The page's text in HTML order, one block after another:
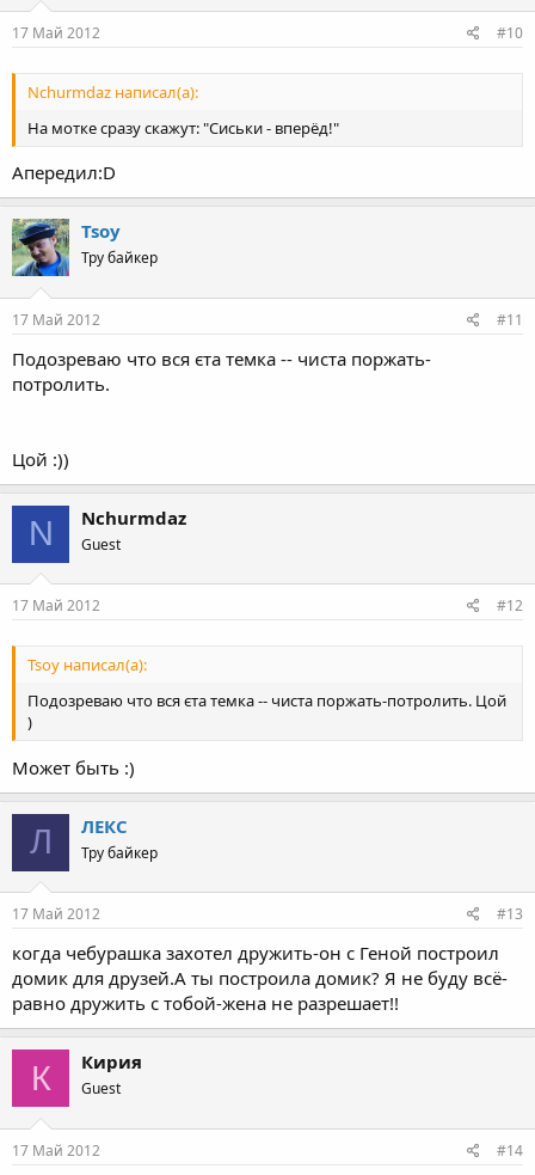
17 Май 2012 #10
Nchurmdaz написал(а):
На мотке сразу скажут: "Сиськи - вперёд!"
Апередил:D
Tsoy
Тру байкер
17 Май 2012 #11
Подозреваю что вся єта темка -- чиста поржать-
потролить.
Цой :))
N Nchurmdaz
Guest
17 Май 2012 #12
Tsoy написал(а):
Подозреваю что вся єта темка -- чиста поржать-потролить. Цой
)
Может быть :)
Л ЛЕКС
Тру байкер
17 Май 2012 #13
когда чебурашка захотел дружить-он с Геной построил
домик для друзей.А ты построила домик? Я не буду всё-
равно дружить с тобой-жена не разрешает!!
К Кирия
Guest
17 Май 2012 #14